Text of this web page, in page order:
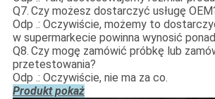
Q7. Czy możesz dostarczyć usługę
Odp .: Oczywiście, możemy to
w supermarkecie powinna wynosić
Q8. Czy mogę zamówić próbkę lub
przetestowania?
Odp .: Oczywiście, nie ma za co.
Produkt pokaż